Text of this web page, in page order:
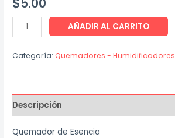
Quemador
de
Esencia
AÑADIR AL CARRITO
Categoría: Quemadores - Humidificadores
Descripción
Quemador de Esencia